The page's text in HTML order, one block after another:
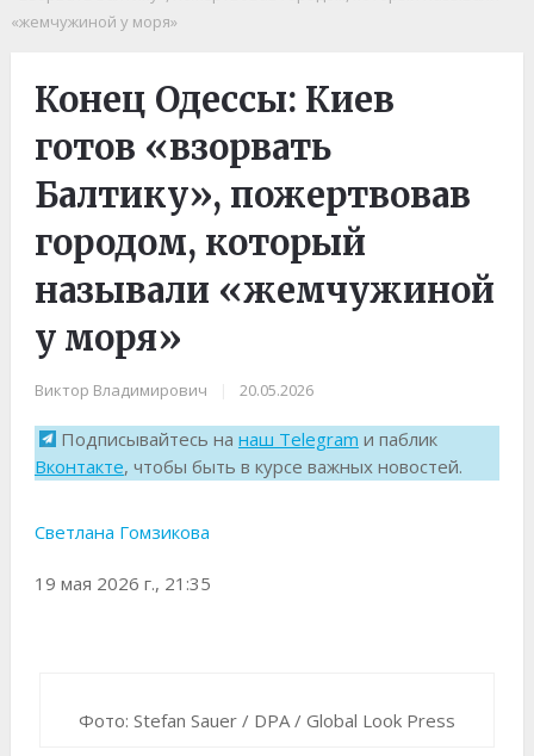
«жемчужиной у моря»
Конец Одессы: Киев
готов «взорвать
Балтику», пожертвовав
городом, который
называли «жемчужиной
у моря»
Виктор Владимирович 20.05.2026
Подписывайтесь на наш Telegram и паблик
Вконтакте, чтобы быть в курсе важных новостей.
Светлана Гомзикова
19 мая 2026 г., 21:35
Фото: Stefan Sauer / DPA / Global Look Press